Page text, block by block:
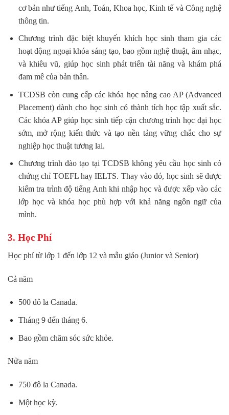
cơ bản như tiếng Anh, Toán, Khoa học, Kinh tế và Công nghệ
thông tin.
Chương trình đặc biệt khuyến khích học sinh tham gia các
hoạt động ngoại khóa sáng tạo, bao gồm nghệ thuật, âm nhạc,
và khiêu vũ, giúp học sinh phát triển tài năng và khám phá
đam mê của bản thân.
TCDSB còn cung cấp các khóa học nâng cao AP (Advanced
Placement) dành cho học sinh có thành tích học tập xuất sắc.
Các khóa AP giúp học sinh tiếp cận chương trình học đại học
sớm, mở rộng kiến thức và tạo nền tảng vững chắc cho sự
nghiệp học thuật tương lai.
Chương trình đào tạo tại TCDSB không yêu cầu học sinh có
chứng chỉ TOEFL hay IELTS. Thay vào đó, học sinh sẽ được
kiểm tra trình độ tiếng Anh khi nhập học và được xếp vào các
lớp học và khóa học phù hợp với khả năng ngôn ngữ của
mình.
3. Học Phí
Học phí từ lớp 1 đến lớp 12 và mẫu giáo (Junior và Senior)
Cả năm
500 đô la Canada.
Tháng 9 đến tháng 6.
Bao gồm chăm sóc sức khỏe.
Nửa năm
750 đô la Canada.
Một học kỳ.